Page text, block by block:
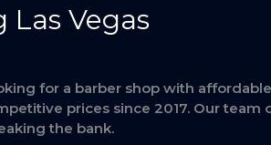
Vegas
for a barber shop with
prices since 2017. Our team
the bank.